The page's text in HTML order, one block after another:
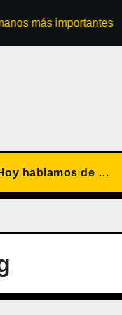
importantes
hablamos de …